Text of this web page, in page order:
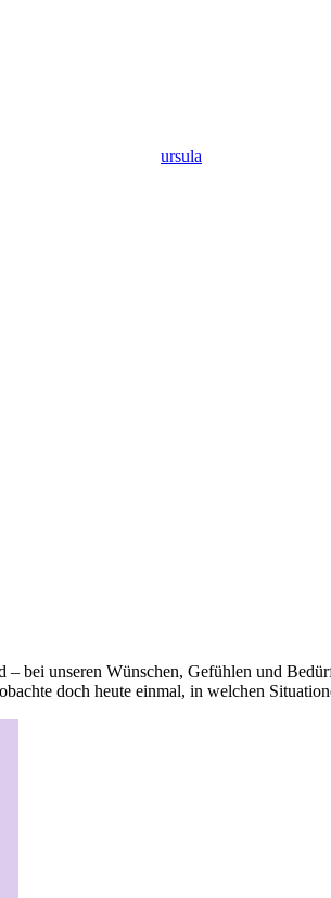
ursula
– bei unseren Wünschen, Gefühlen und
doch heute einmal, in welchen